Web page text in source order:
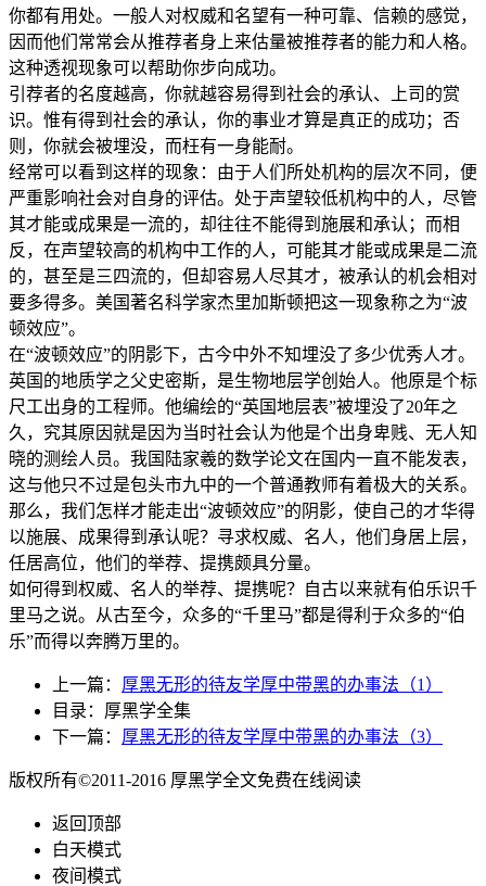
你都有用处。一般人对权威和名望有一种可靠、信赖的感觉，
因而他们常常会从推荐者身上来估量被推荐者的能力和人格。
这种透视现象可以帮助你步向成功。
引荐者的名度越高，你就越容易得到社会的承认、上司的赏
识。惟有得到社会的承认，你的事业才算是真正的成功；否
则，你就会被埋没，而枉有一身能耐。
经常可以看到这样的现象：由于人们所处机构的层次不同，便
严重影响社会对自身的评估。处于声望较低机构中的人，尽管
其才能或成果是一流的，却往往不能得到施展和承认；而相
反，在声望较高的机构中工作的人，可能其才能或成果是二流
的，甚至是三四流的，但却容易人尽其才，被承认的机会相对
要多得多。美国著名科学家杰里加斯顿把这一现象称之为“波
顿效应”。
在“波顿效应”的阴影下，古今中外不知埋没了多少优秀人才。
英国的地质学之父史密斯，是生物地层学创始人。他原是个标
尺工出身的工程师。他编绘的“英国地层表”被埋没了20年之
久，究其原因就是因为当时社会认为他是个出身卑贱、无人知
晓的测绘人员。我国陆家羲的数学论文在国内一直不能发表，
这与他只不过是包头市九中的一个普通教师有着极大的关系。
那么，我们怎样才能走出“波顿效应”的阴影，使自己的才华得
以施展、成果得到承认呢？寻求权威、名人，他们身居上层，
任居高位，他们的举荐、提携颇具分量。
如何得到权威、名人的举荐、提携呢？自古以来就有伯乐识千
里马之说。从古至今，众多的“千里马”都是得利于众多的“伯
乐”而得以奔腾万里的。
上一篇： 厚黑无形的待友学厚中带黑的办事法（1）
目录：厚黑学全集
下一篇： 厚黑无形的待友学厚中带黑的办事法（3）
版权所有©2011-2016 厚黑学全文免费在线阅读
返回顶部
白天模式
夜间模式